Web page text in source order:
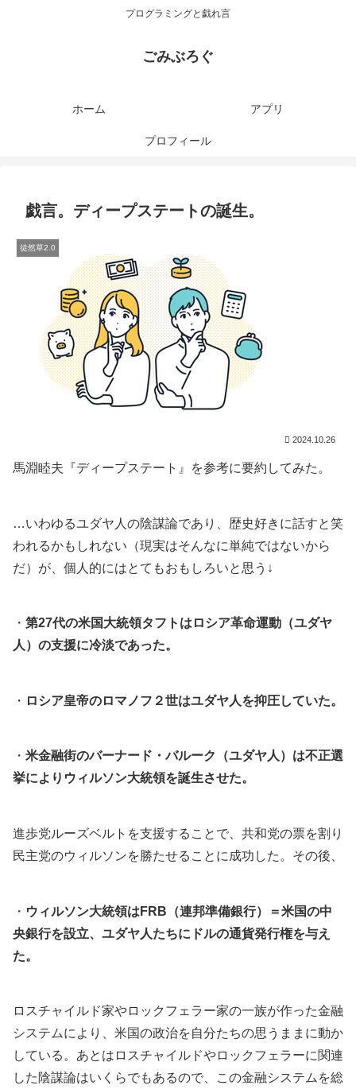
プログラミングと戯れ言
ごみぶろぐ
ホーム アプリ
プロフィール
戯言。ディープステートの誕生。
徒然草2.0
2024.10.26
馬淵睦夫『ディープステート』を参考に要約してみた。
…いわゆるユダヤ人の陰謀論であり、歴史好きに話すと笑
われるかもしれない（現実はそんなに単純ではないから
だ）が、個人的にはとてもおもしろいと思う↓
・ 第27代の米国大統領タフトはロシア革命運動（ユダヤ
人）の支援に冷淡であった。
・ ロシア皇帝のロマノフ２世はユダヤ人を抑圧していた。
・ 米金融街のバーナード・バルーク（ユダヤ人）は不正選
挙によりウィルソン大統領を誕生させた。
進歩党ルーズベルトを支援することで、共和党の票を割り
民主党のウィルソンを勝たせることに成功した。その後、
・ ウィルソン大統領はFRB（連邦準備銀行）＝米国の中
央銀行を設立、ユダヤ人たちにドルの通貨発行権を与え
た。
ロスチャイルド家やロックフェラー家の一族が作った金融
システムにより、米国の政治を自分たちの思うままに動か
している。あとはロスチャイルドやロックフェラーに関連
した陰謀論はいくらでもあるので、この金融システムを総